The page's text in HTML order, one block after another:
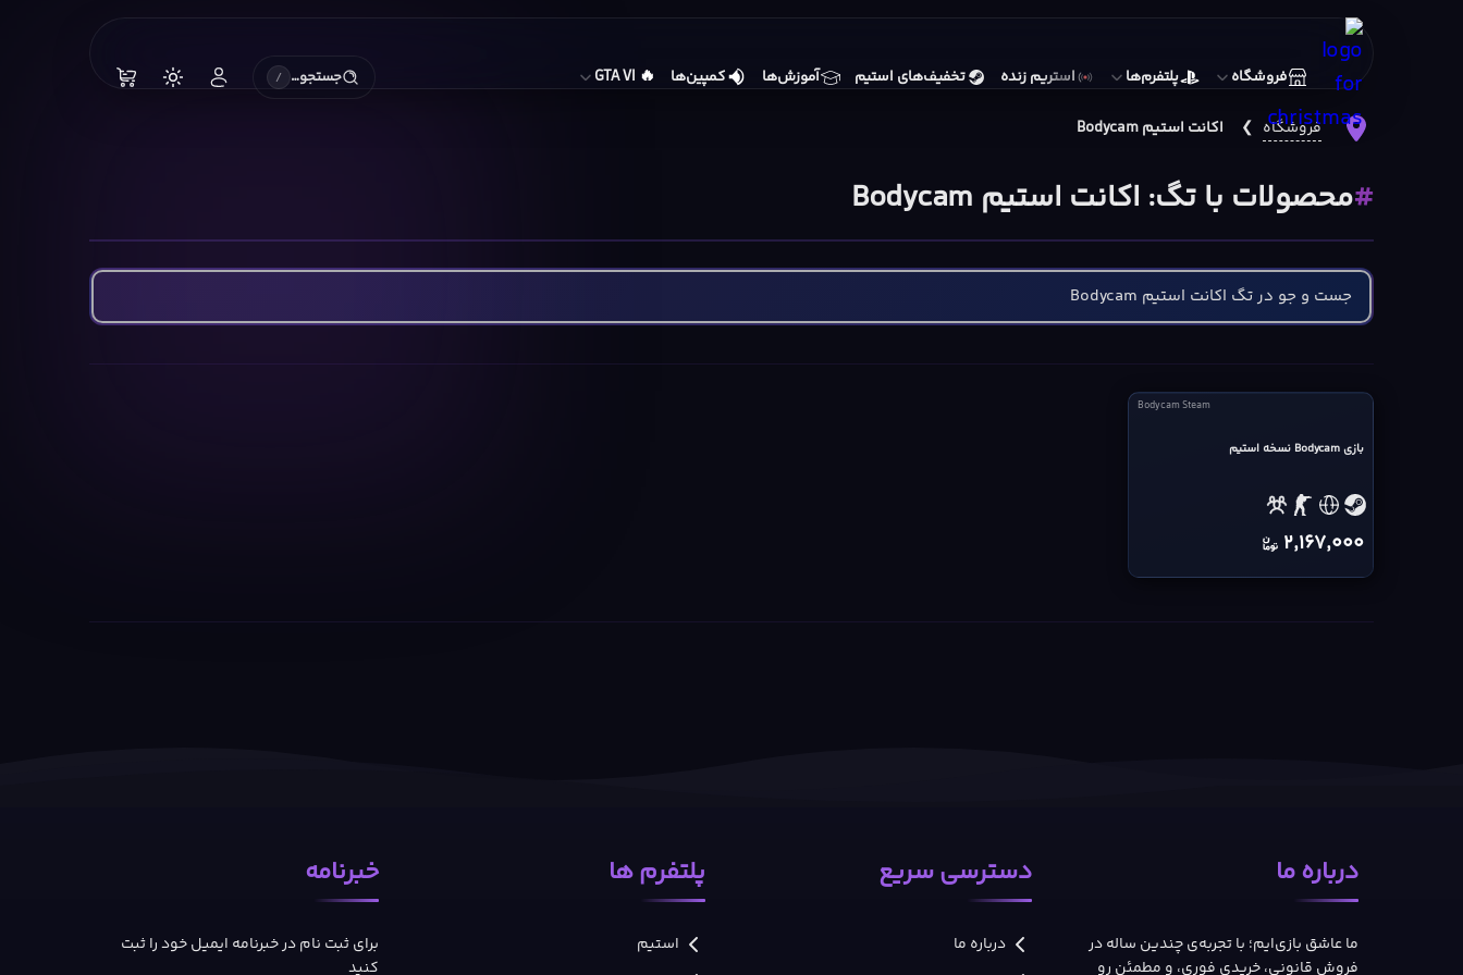
فروشگاه پلتفرم‌ها استریم زنده تخفیف‌های استیم آموزش‌ها کمپین‌ها 🔥
GTA VI جستجو… /
فروشگاه ❯ اکانت استیم Bodycam
محصولات با تگ: اکانت استیم Bodycam
Bodycam
cover
Bodycam Steam
بازی Bodycam نسخه استیم
2,167,000
درباره ما
ما عاشق بازی‌ایم؛ با تجربه‌ی چندین ساله در
فروش قانونی، خریدی فوری، و مطمئن رو
دسترسی سریع
درباره ما
پلتفرم ها
استیم
خبرنامه
برای ثبت نام در خبرنامه ایمیل خود را ثبت
کنید